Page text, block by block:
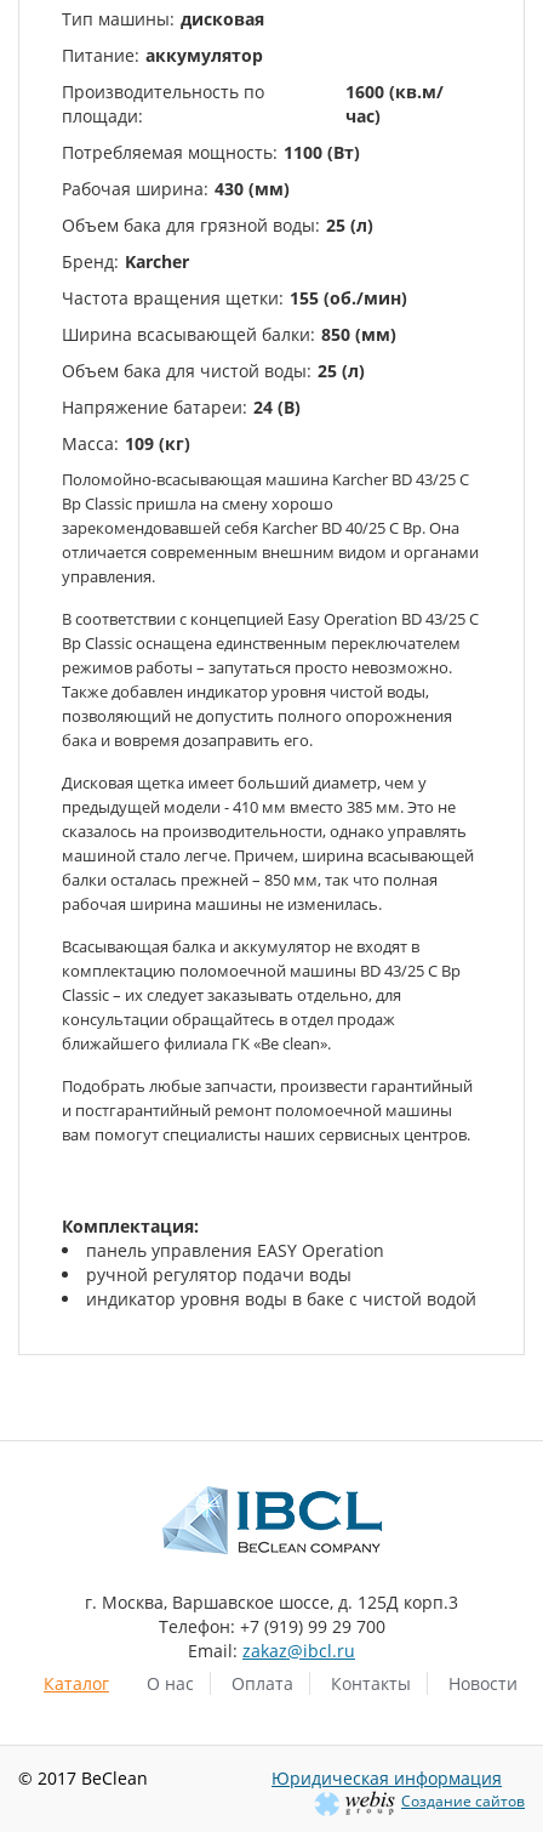
Тип машины: дисковая
Питание: аккумулятор
Производительность по
площади:
1600 (кв.м/
час)
Потребляемая мощность: 1100 (Вт)
Рабочая ширина: 430 (мм)
Объем бака для грязной воды: 25 (л)
Бренд: Karcher
Частота вращения щетки: 155 (об./мин)
Ширина всасывающей балки: 850 (мм)
Объем бака для чистой воды: 25 (л)
Напряжение батареи: 24 (В)
Масса: 109 (кг)
Поломойно-всасывающая машина Karcher BD 43/25 C
Bp Classic пришла на смену хорошо
зарекомендовавшей себя Karcher BD 40/25 C Bp. Она
отличается современным внешним видом и органами
управления.
В соответствии с концепцией Easy Operation BD 43/25 C
Bp Classic оснащена единственным переключателем
режимов работы – запутаться просто невозможно.
Также добавлен индикатор уровня чистой воды,
позволяющий не допустить полного опорожнения
бака и вовремя дозаправить его.
Дисковая щетка имеет больший диаметр, чем у
предыдущей модели - 410 мм вместо 385 мм. Это не
сказалось на производительности, однако управлять
машиной стало легче. Причем, ширина всасывающей
балки осталась прежней – 850 мм, так что полная
рабочая ширина машины не изменилась.
Всасывающая балка и аккумулятор не входят в
комплектацию поломоечной машины BD 43/25 C Bp
Classic – их следует заказывать отдельно, для
консультации обращайтесь в отдел продаж
ближайшего филиала ГК «Be clean».
Подобрать любые запчасти, произвести гарантийный
и постгарантийный ремонт поломоечной машины
вам помогут специалисты наших сервисных центров.
Комплектация:
панель управления EASY Operation
ручной регулятор подачи воды
индикатор уровня воды в баке с чистой водой
г. Москва, Варшавское шоссе, д. 125Д корп.3
Телефон: +7 (919) 99 29 700
Email: zakaz@ibcl.ru
Каталог
О нас Оплата Контакты Новости
© 2017 BeClean Юридическая информация
Создание сайтов